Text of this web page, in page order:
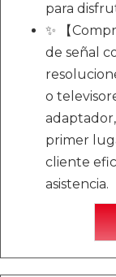
para
✨ 【
de señal
o
primer
cliente
asistencia.